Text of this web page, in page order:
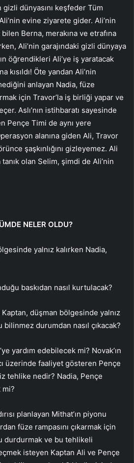
gizli dünyasını keşfeder Tüm
evine ziyarete gider. Ali’nin
bilen Berna, merakına ve etrafına
Ali’nin garajındaki gizli dünyaya
öğrendikleri Ali’ye iş yaratacak
kısıldı! Öte yandan Ali’nin
anlayan Nadia, füze
için Travor’la iş birliği yapar ve
Aslı’nın istihbaratı sayesinde
Pençe Timi de aynı yere
alanına giden Ali, Travor
şaşkınlığını gizleyemez. Ali
tanık olan Selim, şimdi de Ali’nin
NELER OLDU?
yalnız kalırken Nadia,
baskıdan nasıl kurtulacak?
Kaptan, düşman bölgesinde yalnız
bilinmez durumdan nasıl çıkacak?
yardım edebilecek mi? Novak’ın
üzerinde faaliyet gösteren Pençe
tehlike nedir? Nadia, Pençe
mi?
planlayan Mithat’ın piyonu
füze rampasını çıkarmak için
durdurmak ve bu tehlikeli
isteyen Kaptan Ali ve Pençe